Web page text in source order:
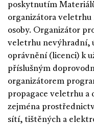
poskytnutím
organizátora veletrhu
osoby. Organizátor
veletrhu nevýhradní,
oprávnění (licenci) k
příslušným
organizátorem
propagace veletrhu a
zejména
sítí, tištěných a